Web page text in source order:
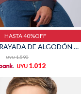
HASTA 40%OFF
REMERA RAYADA DE ALGODÓN - Azul
UYU 1.590
UYU 1.012